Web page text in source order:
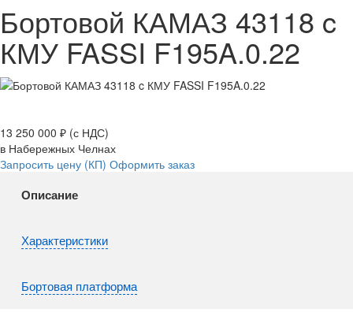
Бортовой КАМАЗ 43118 c
КМУ FASSI F195A.0.22
13 250 000 ₽ (с НДС)
в Набережных Челнах
Запросить цену (КП) Оформить заказ
Описание
Характеристики
Бортовая платформа